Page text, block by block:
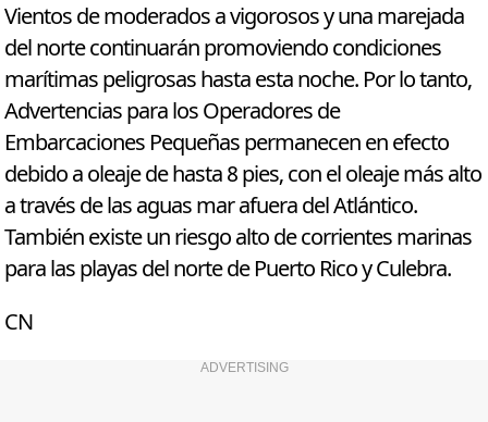
Vientos de moderados a vigorosos y una marejada
del norte continuarán promoviendo condiciones
marítimas peligrosas hasta esta noche. Por lo tanto,
Advertencias para los Operadores de
Embarcaciones Pequeñas permanecen en efecto
debido a oleaje de hasta 8 pies, con el oleaje más alto
a través de las aguas mar afuera del Atlántico.
También existe un riesgo alto de corrientes marinas
para las playas del norte de Puerto Rico y Culebra.
CN
ADVERTISING